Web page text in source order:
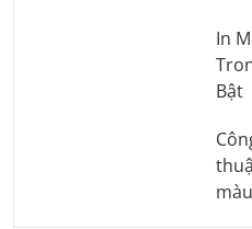
In
Bật
màu